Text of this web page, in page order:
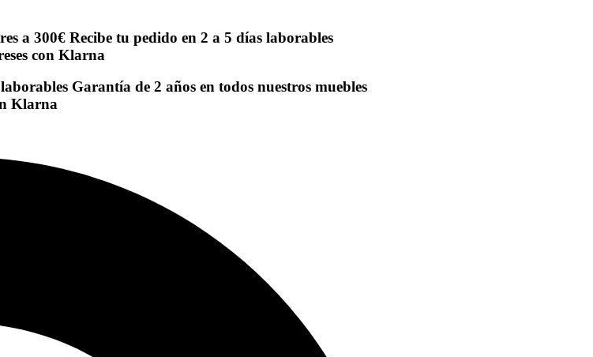
a 300€ Recibe tu pedido en 2 a 5 días laborables
con Klarna
Garantía de 2 años en todos nuestros muebles
Klarna